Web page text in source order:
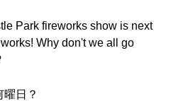
Park fireworks show is next
Why don't we all go
日？